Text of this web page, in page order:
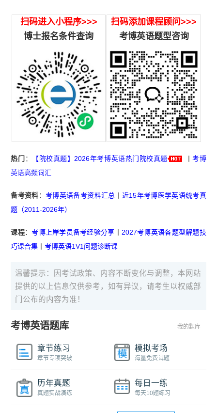
扫码进入小程序>>>
博士报名条件查询
扫码添加课程顾问>>>
考博英语题型咨询
热门 ： 【院校真题】2026年考博英语热门院校真题 丨考博
英语高频词汇
备考资料：考博英语备考资料汇总
近15年考博医学英语统考真
题（2011-2026年）
课程：考博上岸学员备考经验分享
2027考博英语各题型解题技
巧课合集 丨考博英语1V1问题诊断课
温馨提示：因考试政策、内容不断变化与调整，本网站
提供的以上信息仅供参考，如有异议，请考生以权威部
门公布的内容为准！
考博英语题库 我的题库
章节练习
章节专项突破
模拟考场
海量免费试题
历年真题
真题实战演练
每日一练
每天10题练习